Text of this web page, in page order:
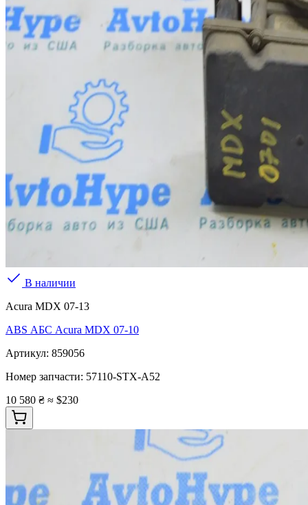
В наличии
Acura MDX 07-13
ABS АБС Acura MDX 07-10
Артикул: 859056
Номер запчасти: 57110-STX-A52
10 580 ₴ ≈ $230